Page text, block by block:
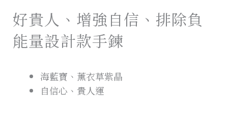
好貴人、增強自信、排除負
能量設計款手鍊
海藍寶、薰衣草紫晶
自信心、貴人運